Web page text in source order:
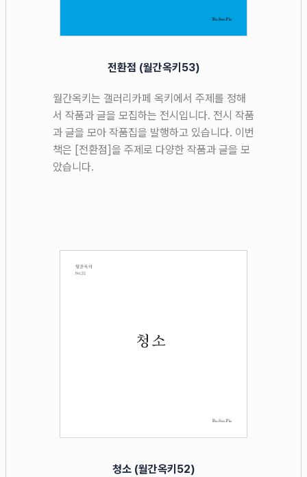
전환점 (월간옥키53)
월간옥키는 갤러리카페 옥키에서 주제를 정해
서 작품과 글을 모집하는 전시입니다. 전시 작품
과 글을 모아 작품집을 발행하고 있습니다. 이번
책은 [전환점]을 주제로 다양한 작품과 글을 모
았습니다.
청소 (월간옥키52)